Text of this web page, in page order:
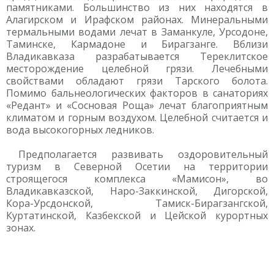
памятниками. Большинство из них находятся в
Алагирском и Ирафском районах. Минеральными
термальными водами лечат в Заманкуле, Урсодоне,
Таминске, Кармадоне и Бирагзанге. Вблизи
Владикавказа разрабатывается Тереклитское
месторождение целебной грязи. Лечебными
свойствами обладают грязи Тарского болота.
Помимо бальнеологических факторов в санаториях
«Редант» и «Сосновая Роща» лечат благоприятным
климатом и горным воздухом. Целебной считается и
вода высокогорных ледников.
Предполагается развивать оздоровительный
туризм в Северной Осетии на территории
строящегося комплекса «Мамисон», во
Владикавказской, Наро-Заккинской, Дигорской,
Кора-Урсдонской, Тамиск-Бирагзангской,
Куртатинской, Казбекской и Цейской курортных
зонах.